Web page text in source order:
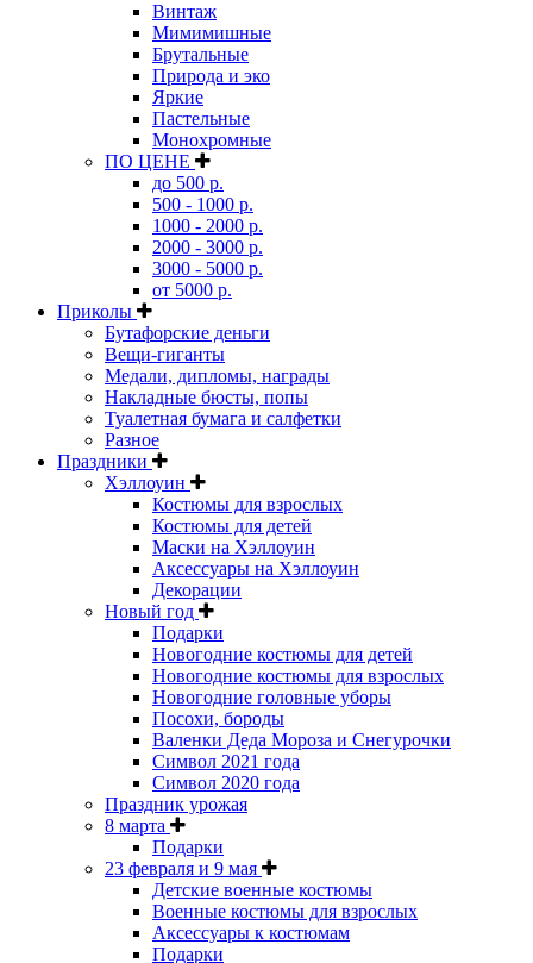
Винтаж
Мимимишные
Брутальные
Природа и эко
Яркие
Пастельные
Монохромные
ПО ЦЕНЕ
до 500 р.
500 - 1000 р.
1000 - 2000 р.
2000 - 3000 р.
3000 - 5000 р.
от 5000 р.
Приколы
Бутафорские деньги
Вещи-гиганты
Медали, дипломы, награды
Накладные бюсты, попы
Туалетная бумага и салфетки
Разное
Праздники
Хэллоуин
Костюмы для взрослых
Костюмы для детей
Маски на Хэллоуин
Аксессуары на Хэллоуин
Декорации
Новый год
Подарки
Новогодние костюмы для детей
Новогодние костюмы для взрослых
Новогодние головные уборы
Посохи, бороды
Валенки Деда Мороза и Снегурочки
Символ 2021 года
Символ 2020 года
Праздник урожая
8 марта
Подарки
23 февраля и 9 мая
Детские военные костюмы
Военные костюмы для взрослых
Аксессуары к костюмам
Подарки